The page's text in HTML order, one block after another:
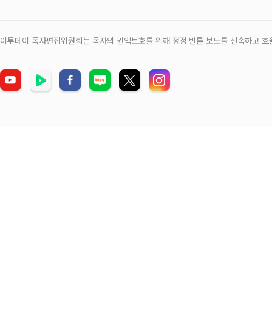
이투데이 독자편집위원회는 독자의 권익보호를 위해 정정‧반론 보도를 신속하고